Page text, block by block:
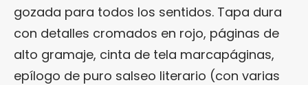
gozada para todos los sentidos. Tapa dura
con detalles cromados en rojo, páginas de
alto gramaje, cinta de tela marcapáginas,
epílogo de puro salseo literario (con varias